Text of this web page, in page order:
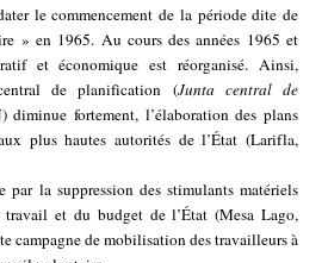
le commencement de la période dite de
» en 1965. Au cours des années 1965 et
et économique est réorganisé. Ainsi,
de planification (Junta central de
diminue fortement, l’élaboration des plans
plus hautes autorités de l’État (Larifla,
par la suppression des stimulants matériels
et du budget de l’État (Mesa Lago,
campagne de mobilisation des travailleurs à